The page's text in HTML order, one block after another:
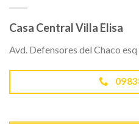
Casa Central Villa Elisa
Avd. Defensores del Chaco